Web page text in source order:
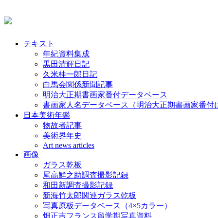
テキスト
年紀資料集成
黒田清輝日記
久米桂一郎日記
白馬会関係新聞記事
明治大正期書画家番付データベース
書画家人名データベース（明治大正期書画家番付
日本美術年鑑
物故者記事
美術界年史
Art news articles
画像
ガラス乾板
尾高鮮之助調査撮影記録
和田新調査撮影記録
新海竹太郎関連ガラス乾板
写真原板データベース（4×5カラー）
畑正吉フランス留学期写真資料